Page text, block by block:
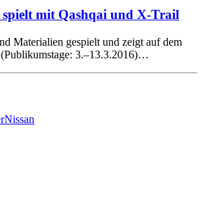
spielt mit Qashqai und X-Trail
Materialien gespielt und zeigt auf dem
3.–13.3.2016)…
Nissan